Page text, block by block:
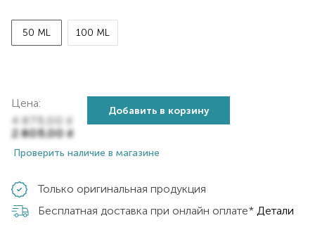
50 ML 100 ML
Цена:
4 675,00
2 805,00₴
Добавить в корзину
Проверить наличие в магазине
Только оригинальная продукция
Бесплатная доставка при онлайн оплате* Детали